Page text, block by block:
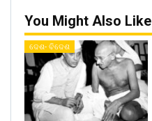
You Might Also Like
ଦେଶ- ବିଦେଶ